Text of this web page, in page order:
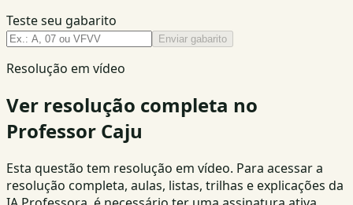
Teste seu gabarito
Enviar gabarito
Resolução em vídeo
Ver resolução completa no
Professor Caju
Esta questão tem resolução em vídeo. Para acessar a
resolução completa, aulas, listas, trilhas e explicações da